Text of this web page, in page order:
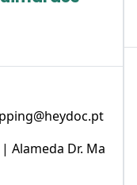
Alameda Dr. Ma